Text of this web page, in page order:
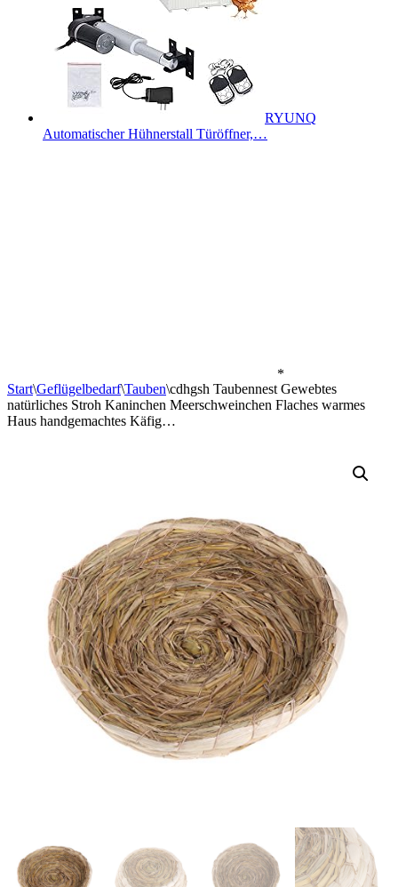
RYUNQ
Automatischer Hühnerstall Türöffner,…
*
Start\Geflügelbedarf\Tauben\cdhgsh Taubennest Gewebtes
natürliches Stroh Kaninchen Meerschweinchen Flaches warmes
Haus handgemachtes Käfig…